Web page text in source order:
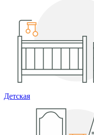
Детская